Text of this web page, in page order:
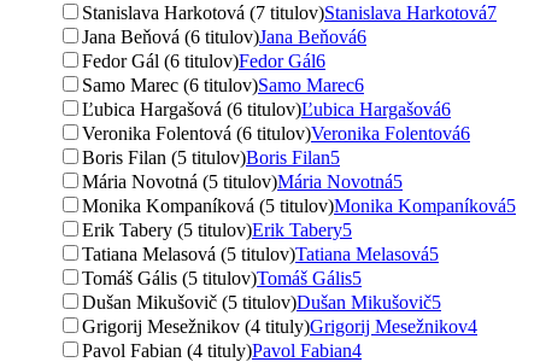
Stanislava Harkotová (7 titulov)Stanislava Harkotová7
Jana Beňová (6 titulov)Jana Beňová6
Fedor Gál (6 titulov)Fedor Gál6
Samo Marec (6 titulov)Samo Marec6
Ľubica Hargašová (6 titulov)Ľubica Hargašová6
Veronika Folentová (6 titulov)Veronika Folentová6
Boris Filan (5 titulov)Boris Filan5
Mária Novotná (5 titulov)Mária Novotná5
Monika Kompaníková (5 titulov)Monika Kompaníková5
Erik Tabery (5 titulov)Erik Tabery5
Tatiana Melasová (5 titulov)Tatiana Melasová5
Tomáš Gális (5 titulov)Tomáš Gális5
Dušan Mikušovič (5 titulov)Dušan Mikušovič5
Grigorij Mesežnikov (4 tituly)Grigorij Mesežnikov4
Pavol Fabian (4 tituly)Pavol Fabian4